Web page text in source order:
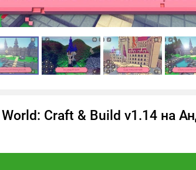
Craft & Build v1.14 на